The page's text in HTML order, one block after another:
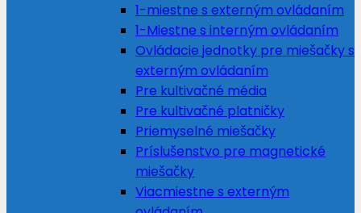
1-miestne s externým ovládaním
1-Miestne s interným ovládaním
Ovládacie jednotky pre miešačky s
externým ovládaním
Pre kultivačné média
Pre kultivačné platničky
Priemyselné miešačky
Príslušenstvo pre magnetické
miešačky
Viacmiestne s externým